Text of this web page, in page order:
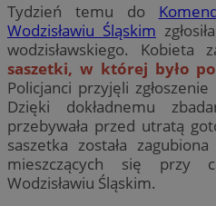
Tydzień temu do
Wodzisławiu Śląskim
wodzisławskiego. Kobieta
saszetki, w której było
Policjanci przyjęli
Dzięki dokładnemu
przebywała przed utratą
saszetka została
mieszczących się przy
Wodzisławiu Śląskim.